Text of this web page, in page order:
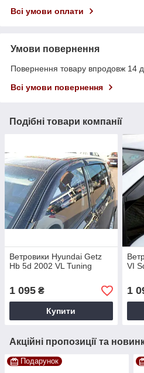
Всі умови оплати
Умови повернення
Повернення товару впродовж 14
Всі умови повернення
Подібні товари компанії
Ветровики Hyundai Getz
Hb 5d 2002 VL Tuning
1 095 ₴
Купити
VI
1
Акційні пропозиції та
Подарунок